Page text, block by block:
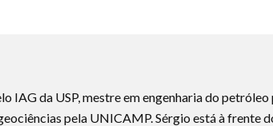
IAG da USP, mestre em engenharia do petróleo
pela UNICAMP. Sérgio está à frente